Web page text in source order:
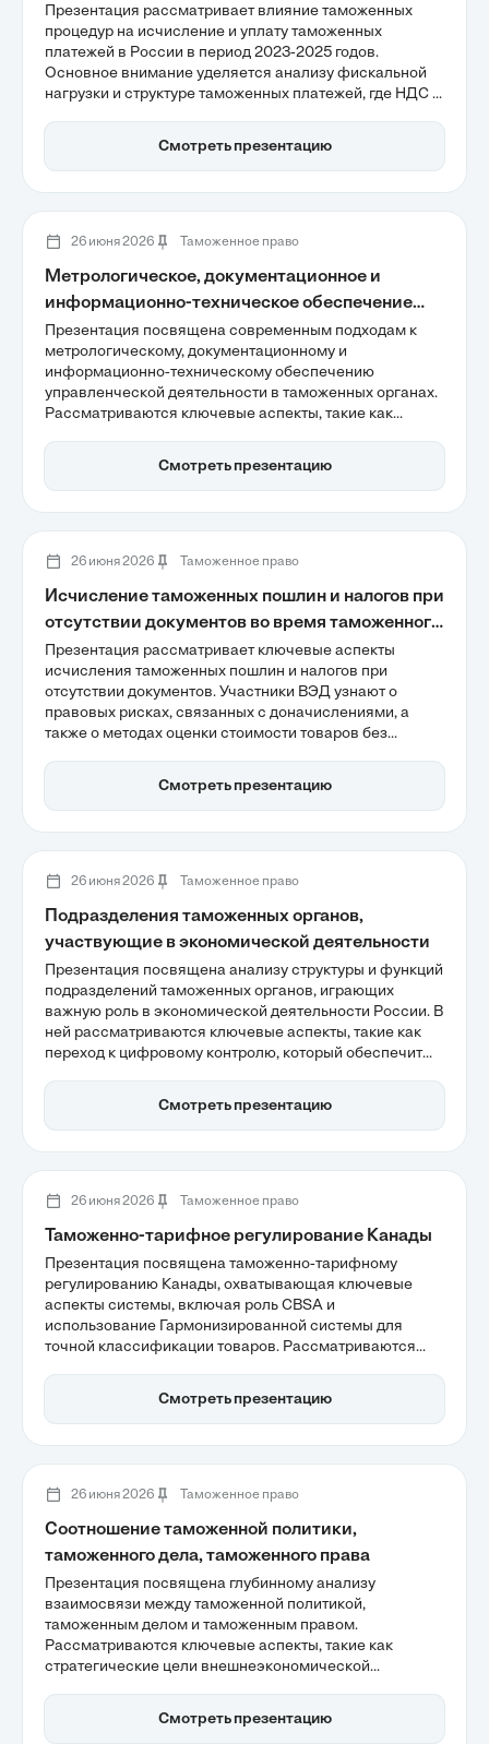
2025 гг.)
Презентация рассматривает влияние таможенных
процедур на исчисление и уплату таможенных
платежей в России в период 2023-2025 годов.
Основное внимание уделяется анализу фискальной
нагрузки и структуре таможенных платежей, где НДС и
обсуждаются механизмы оптимизации и риски,
связанные с неправильным выбором процедур, что
Смотреть презентацию
26 июня 2026 Таможенное право
Метрологическое, документационное и
информационно-техническое обеспечение
управленческой деятельности в таможенных
органах
Презентация посвящена современным подходам к
метрологическому, документационному и
информационно-техническому обеспечению
управленческой деятельности в таможенных органах.
Рассматриваются ключевые аспекты, такие как
таможенного контроля и внедрение цифровых
решений, включая экосистему ЕАИС ТО 2.0. Также
Смотреть презентацию
26 июня 2026 Таможенное право
Исчисление таможенных пошлин и налогов при
отсутствии документов во время таможенного
контроля после выпуска товаров
Презентация рассматривает ключевые аспекты
исчисления таможенных пошлин и налогов при
отсутствии документов. Участники ВЭД узнают о
правовых рисках, связанных с доначислениями, а
также о методах оценки стоимости товаров без
внимание на важности соблюдения процедур для
минимизации финансовых потерь и правовых
Смотреть презентацию
26 июня 2026 Таможенное право
Подразделения таможенных органов,
участвующие в экономической деятельности
Презентация посвящена анализу структуры и функций
подразделений таможенных органов, играющих
важную роль в экономической деятельности России. В
ней рассматриваются ключевые аспекты, такие как
переход к цифровому контролю, который обеспечит
фискальной функции таможни на ближайшие годы.
Целью этих изменений является балансировка
Смотреть презентацию
26 июня 2026 Таможенное право
Таможенно-тарифное регулирование Канады
Презентация посвящена таможенно-тарифному
регулированию Канады, охватывающая ключевые
аспекты системы, включая роль CBSA и
использование Гармонизированной системы для
точной классификации товаров. Рассматриваются
процессов через платформу CARM и интеграция
экологических требований в таможенное
Смотреть презентацию
26 июня 2026 Таможенное право
Соотношение таможенной политики,
таможенного дела, таможенного права
Презентация посвящена глубинному анализу
взаимосвязи между таможенной политикой,
таможенным делом и таможенным правом.
Рассматриваются ключевые аспекты, такие как
стратегические цели внешнеэкономической
реализации этих целей через практические
инструменты. Также обсуждается важность правового
Смотреть презентацию